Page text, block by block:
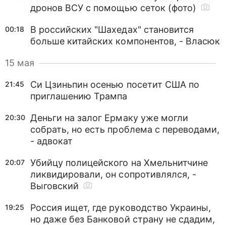
дронов ВСУ с помощью сеток (фото)
00:18
В российских "Шахедах" становится
больше китайских компонентов, - Власюк
15 мая
21:45
Си Цзиньпин осенью посетит США по
приглашению Трампа
20:30 Деньги на залог Ермаку уже могли
собрать, но есть проблема с переводами,
- адвокат
20:07
Убийцу полицейского на Хмельнитчине
ликвидировали, он сопротивлялся, -
Выговский
19:25
Россия ищет, где руководство Украины,
но даже без Банковой страну не сдадим,